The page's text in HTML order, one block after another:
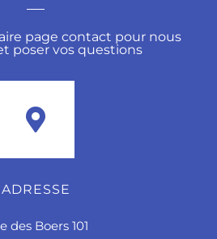
page contact pour nous
poser vos questions
ADRESSE
des Boers 101